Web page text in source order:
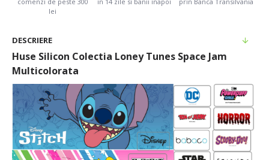
lei
DESCRIERE
Huse Silicon Colectia Loney Tunes Space Jam
Multicolorata